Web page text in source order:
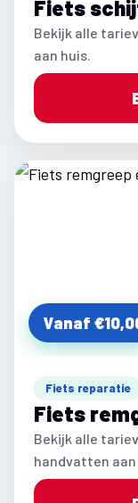
Fiets
Bekijk alle
aan huis.
Vanaf
Fiets reparatie
Fiets
Bekijk alle
handvatten aan